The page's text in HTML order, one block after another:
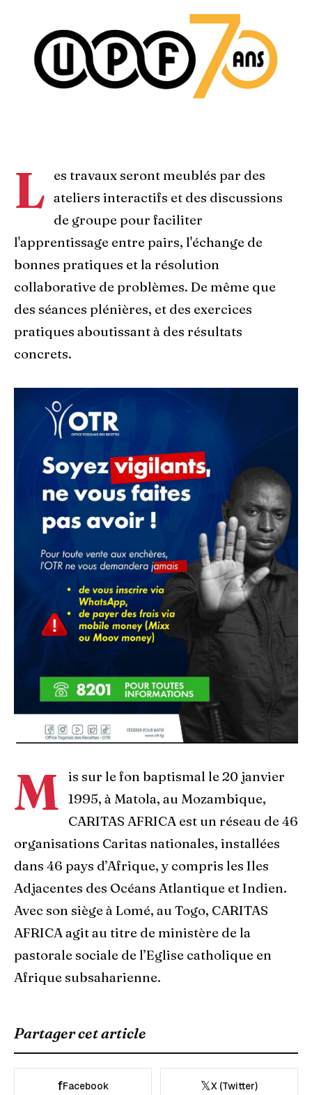
L
es travaux seront meublés par des
ateliers interactifs et des discussions
de groupe pour faciliter
l'apprentissage entre pairs, l'échange de
bonnes pratiques et la résolution
collaborative de problèmes. De même que
des séances plénières, et des exercices
pratiques aboutissant à des résultats
concrets.
M
is sur le fon baptismal le 20 janvier
1995, à Matola, au Mozambique,
CARITAS AFRICA est un réseau de 46
organisations Caritas nationales, installées
dans 46 pays d’Afrique, y compris les Iles
Adjacentes des Océans Atlantique et Indien.
Avec son siège à Lomé, au Togo, CARITAS
AFRICA agit au titre de ministère de la
pastorale sociale de l’Eglise catholique en
Afrique subsaharienne.
Partager cet article
fFacebook 𝕏X (Twitter)